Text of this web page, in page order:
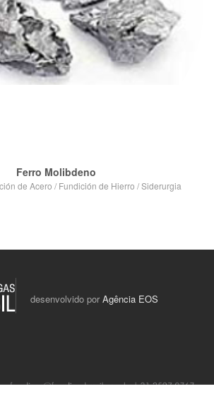
Ferro Molibdeno
de Acero /Fundición de Hierro /Siderurgia
desenvolvido por Agência EOS